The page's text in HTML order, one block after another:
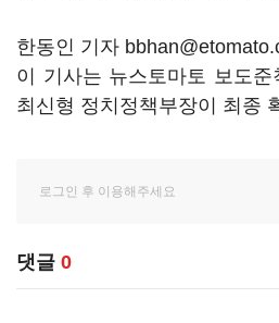
한동인 기자
이 기사는 뉴스토마토 보도
최신형 정치정책부장이 최종
댓글 0